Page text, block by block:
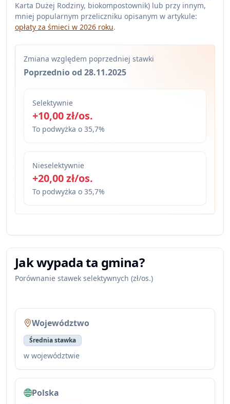
Karta Dużej Rodziny, biokompostownik) lub przy innym,
mniej popularnym przeliczniku opisanym w artykule:
opłaty za śmieci w 2026 roku.
Zmiana względem poprzedniej stawki
Poprzednio od 28.11.2025
Selektywnie
+10,00 zł/os.
To podwyżka o 35,7%
Nieselektywnie
+20,00 zł/os.
To podwyżka o 35,7%
Jak wypada ta gmina?
Porównanie stawek selektywnych (zł/os.)
Województwo
Średnia stawka
w województwie
Polska